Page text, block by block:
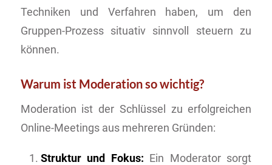
Techniken und Verfahren haben, um den
Gruppen-Prozess situativ sinnvoll steuern zu
können.
Warum ist Moderation so wichtig?
Moderation ist der Schlüssel zu erfolgreichen
Online-Meetings aus mehreren Gründen:
Struktur und Fokus: Ein Moderator sorgt